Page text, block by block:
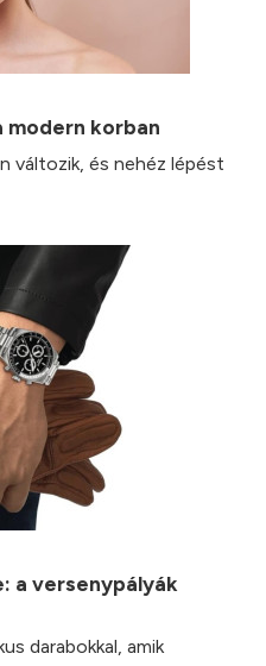
modern korban
változik, és nehéz lépést
a versenypályák
darabokkal, amik